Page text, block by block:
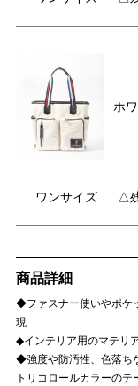
ホ
ワンサイズ △
商品詳細
◆ファスナー使いやポケ
現
◆インテリア用のマテリ
◆強度や防汚性、色落ち
トリコロールカラーのテ